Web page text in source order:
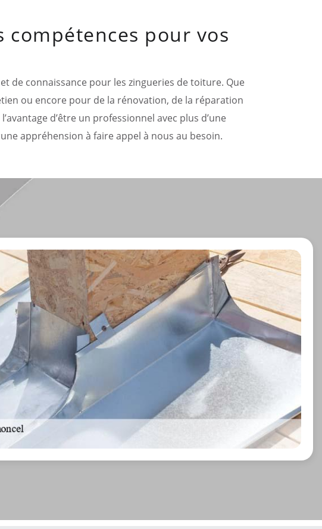
compétences pour vos
de connaissance pour les zingueries de toiture. Que
ou encore pour de la rénovation, de la réparation
d’être un professionnel avec plus d’une
appréhension à faire appel à nous au besoin.